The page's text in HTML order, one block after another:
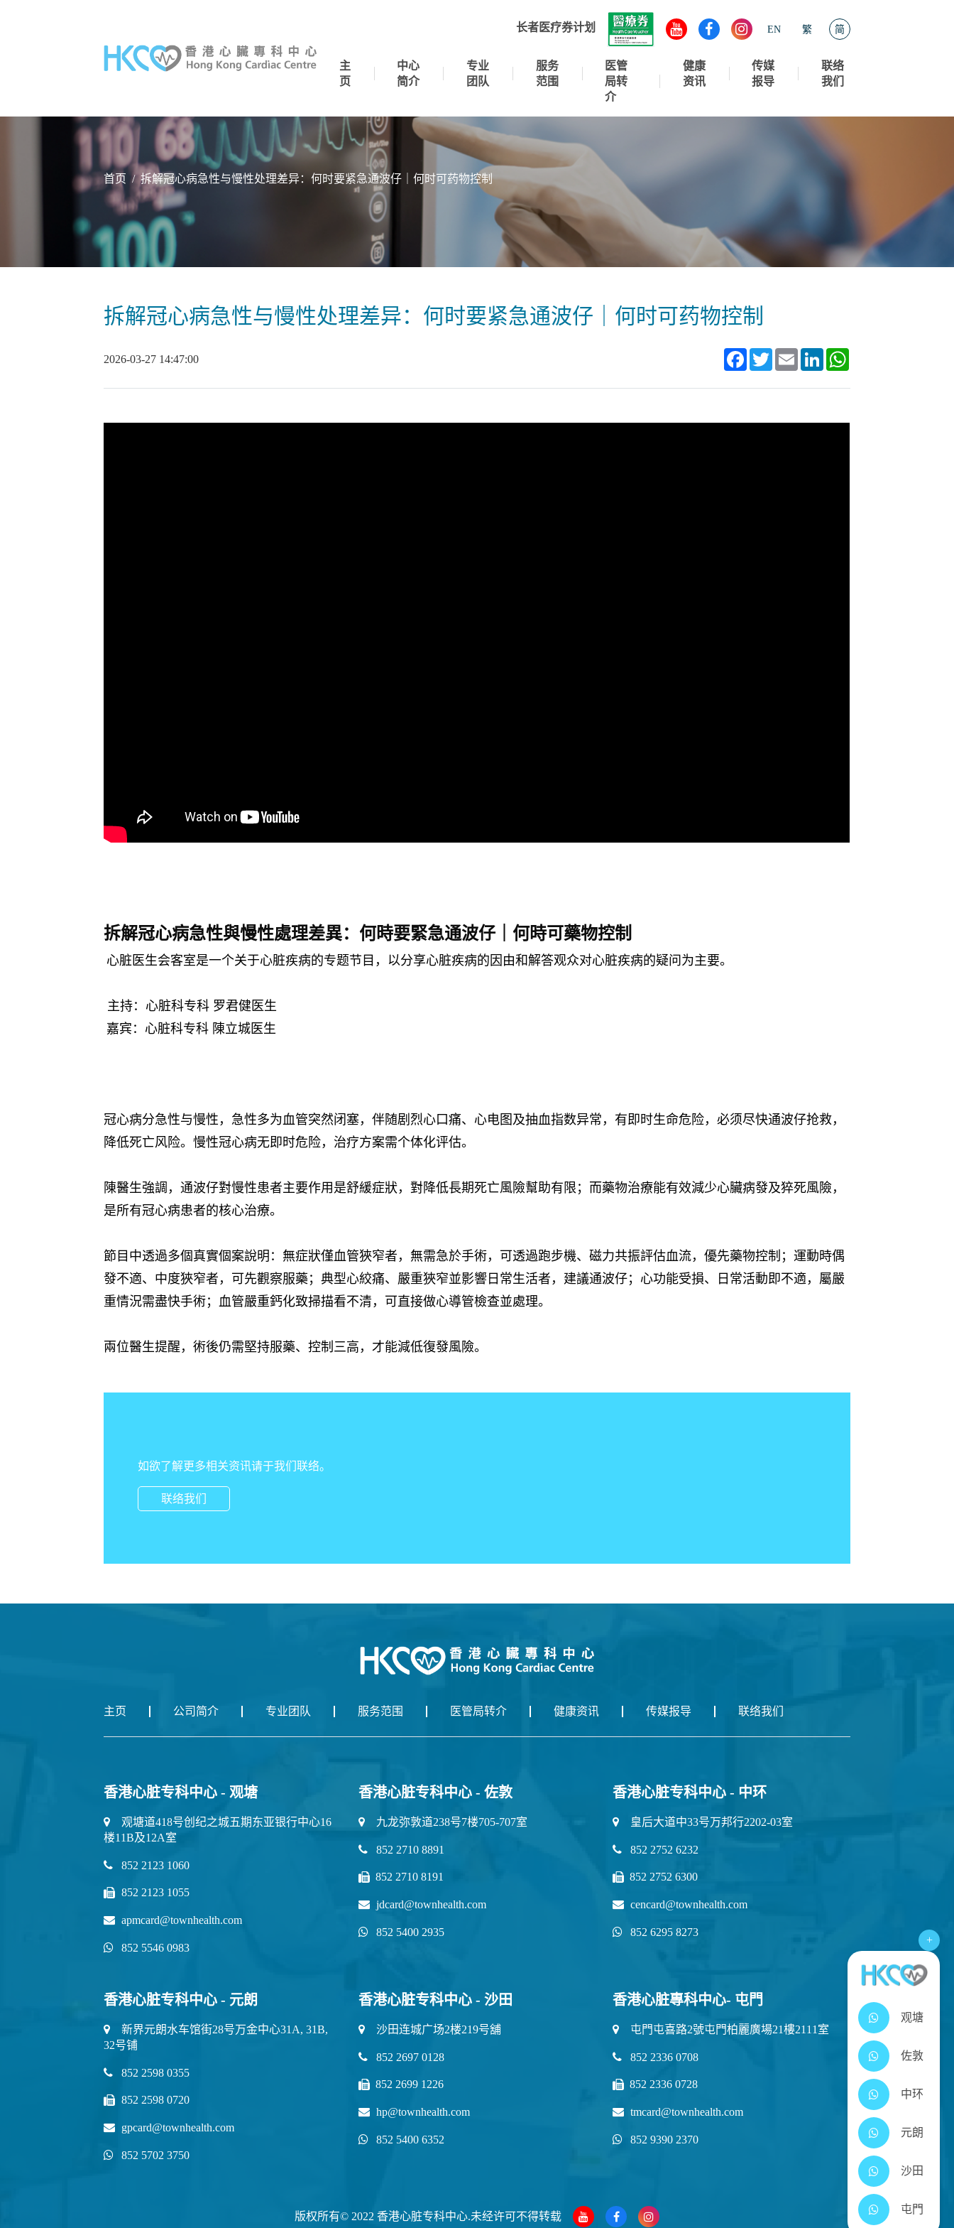
长者医疗券计划 EN 繁 简
主
页
中心
简介
专业
团队
服务
范围
医管
局转
介
健康
资讯
传媒
报导
联络
我们
首页 / 拆解冠心病急性与慢性处理差异：何时要紧急通波仔｜何时可药物控制
拆解冠心病急性与慢性处理差异：何时要紧急通波仔｜何时可药物控制
2026-03-27 14:47:00 Facebook
TwitterEmailLinkedInWhatsApp
拆解冠心病急性與慢性處理差異：何時要緊急通波仔｜何時可藥物控制
⼼脏医⽣会客室是⼀个关于⼼脏疾病的专题节⽬，以分享⼼脏疾病的因由和解答观众对⼼脏疾病的疑问为主要。
主持：⼼脏科专科 罗君健医⽣
嘉宾：⼼脏科专科 陳立城医⽣
冠心病分急性与慢性，急性多为血管突然闭塞，伴随剧烈心口痛、心电图及抽血指数异常，有即时生命危险，必须尽快通波仔抢救，
降低死亡风险。慢性冠心病无即时危险，治疗方案需个体化评估。
陳醫生強調，通波仔對慢性患者主要作用是舒緩症狀，對降低長期死亡風險幫助有限；而藥物治療能有效減少心臟病發及猝死風險，
是所有冠心病患者的核心治療。
節目中透過多個真實個案說明：無症狀僅血管狹窄者，無需急於手術，可透過跑步機、磁力共振評估血流，優先藥物控制；運動時偶
發不適、中度狹窄者，可先觀察服藥；典型心絞痛、嚴重狹窄並影響日常生活者，建議通波仔；心功能受損、日常活動即不適，屬嚴
重情況需盡快手術；血管嚴重鈣化致掃描看不清，可直接做心導管檢查並處理。
兩位醫生提醒，術後仍需堅持服藥、控制三高，才能減低復發風險。
如欲了解更多相关资讯请于我们联络。
联络我们
+
观塘
佐敦
中环
元朗
沙田
屯門
主页 公司简介 专业团队 服务范围 医管局转介 健康资讯 传媒报导 联络我们
香港心脏专科中心 - 观塘
观塘道418号创纪之城五期东亚银行中心16
楼11B及12A室
852 2123 1060
852 2123 1055
apmcard@townhealth.com
852 5546 0983
香港心脏专科中心 - 佐敦
九龙弥敦道238号7楼705-707室
852 2710 8891
852 2710 8191
jdcard@townhealth.com
852 5400 2935
香港心脏专科中心 - 中环
皇后大道中33号万邦行2202-03室
852 2752 6232
852 2752 6300
cencard@townhealth.com
852 6295 8273
香港心脏专科中心 - 元朗
新界元朗水车馆街28号万金中心31A, 31B,
32号铺
852 2598 0355
852 2598 0720
gpcard@townhealth.com
852 5702 3750
香港心脏专科中心 - 沙田
沙田连城广场2楼219号舖
852 2697 0128
852 2699 1226
hp@townhealth.com
852 5400 6352
香港心脏專科中心- 屯門
屯門屯喜路2號屯門柏麗廣場21樓2111室
852 2336 0708
852 2336 0728
tmcard@townhealth.com
852 9390 2370
版权所有© 2022 香港心脏专科中心.未经许可不得转载